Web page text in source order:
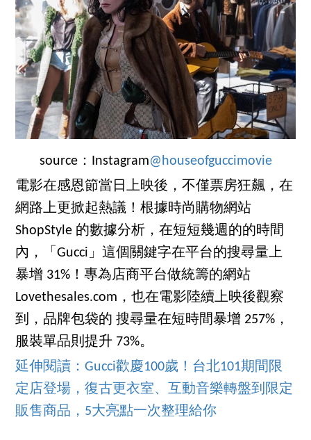
source：Instagram@houseofguccimovie
電影在感恩節當日上映後，不僅票房狂飆，在
網路上更掀起熱議！根據時尚購物網站
ShopStyle 的數據分析，在短短幾週的的時間
內，「Gucci」這個關鍵字在平台的搜尋量上
暴增 31%！專為店商平台做統籌的網站
Lovethesales.com，也在電影陸續上映後觀察
到，品牌包袋的 搜尋量在短時間暴增 257%，
服裝單品則提升 73%。
延伸閱讀：Gucci歡慶100歲！台北101期間限
定店登場，復古更衣室、互動音樂轉盤到限定
販售商品，5大亮點一次整理給你